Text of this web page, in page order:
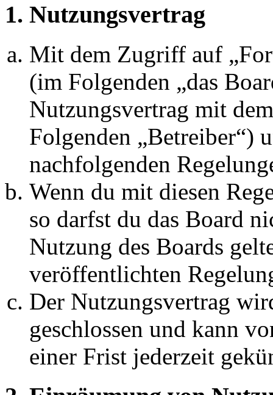
1. Nutzungsvertrag
Mit dem Zugriff auf
(im Folgenden „das
Nutzungsvertrag mit
Folgenden „Betreiber“)
nachfolgenden
Wenn du mit diesen
so darfst du das Board
Nutzung des Boards
veröffentlichten
Der Nutzungsvertrag
geschlossen und kann
einer Frist jederzeit